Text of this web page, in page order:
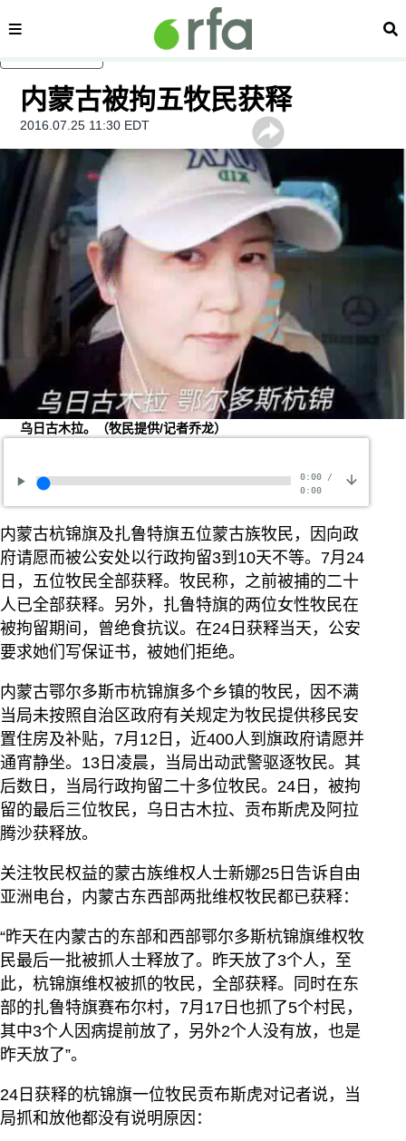
内容分类 搜
内蒙古被拘五牧民获释
2016.07.25 11:30 EDT
乌日古木拉。（牧民提供/记者乔龙）
0:00/
0:00
内蒙古杭锦旗及扎鲁特旗五位蒙古族牧民，因向政
府请愿而被公安处以行政拘留3到10天不等。7月24
日，五位牧民全部获释。牧民称，之前被捕的二十
人已全部获释。另外，扎鲁特旗的两位女性牧民在
被拘留期间，曾绝食抗议。在24日获释当天，公安
要求她们写保证书，被她们拒绝。
内蒙古鄂尔多斯市杭锦旗多个乡镇的牧民，因不满
当局未按照自治区政府有关规定为牧民提供移民安
置住房及补贴，7月12日，近400人到旗政府请愿并
通宵静坐。13日凌晨，当局出动武警驱逐牧民。其
后数日，当局行政拘留二十多位牧民。24日，被拘
留的最后三位牧民，乌日古木拉、贡布斯虎及阿拉
腾沙获释放。
关注牧民权益的蒙古族维权人士新娜25日告诉自由
亚洲电台，内蒙古东西部两批维权牧民都已获释：
“昨天在内蒙古的东部和西部鄂尔多斯杭锦旗维权牧
民最后一批被抓人士释放了。昨天放了3个人，至
此，杭锦旗维权被抓的牧民，全部获释。同时在东
部的扎鲁特旗赛布尔村，7月17日也抓了5个村民，
其中3个人因病提前放了，另外2个人没有放，也是
昨天放了”。
24日获释的杭锦旗一位牧民贡布斯虎对记者说，当
局抓和放他都没有说明原因：